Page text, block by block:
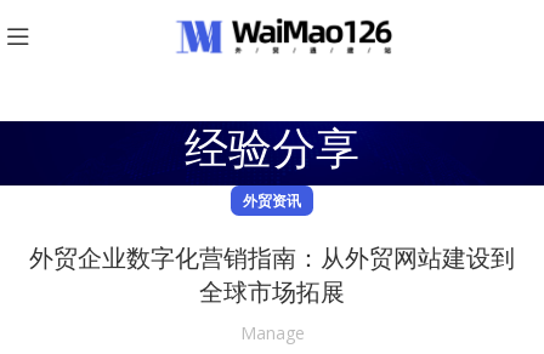
经验分享
外贸资讯
外贸企业数字化营销指南：从外贸网站建设到
全球市场拓展
Manage